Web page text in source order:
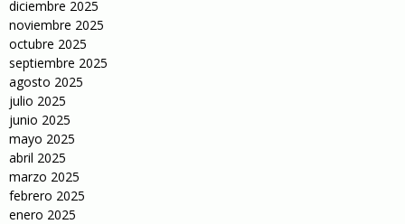
diciembre 2025
noviembre 2025
octubre 2025
septiembre 2025
agosto 2025
julio 2025
junio 2025
mayo 2025
abril 2025
marzo 2025
febrero 2025
enero 2025